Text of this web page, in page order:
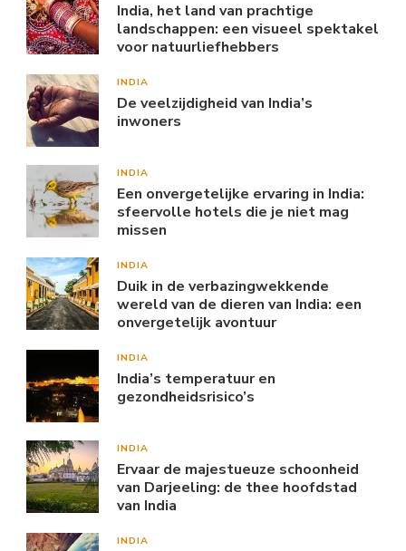
India, het land van prachtige
landschappen: een visueel spektakel
voor natuurliefhebbers
INDIA
De veelzijdigheid van India’s
inwoners
INDIA
Een onvergetelijke ervaring in India:
sfeervolle hotels die je niet mag
missen
INDIA
Duik in de verbazingwekkende
wereld van de dieren van India: een
onvergetelijk avontuur
INDIA
India’s temperatuur en
gezondheidsrisico’s
INDIA
Ervaar de majestueuze schoonheid
van Darjeeling: de thee hoofdstad
van India
INDIA